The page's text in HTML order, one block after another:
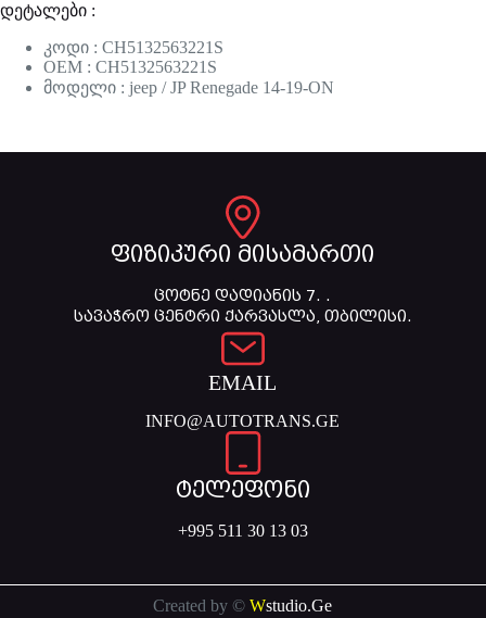
დეტალები :
კოდი : CH5132563221S
OEM : CH5132563221S
მოდელი : jeep / JP Renegade 14-19-ON
ფიზიკური მისამართი
ცოტნე დადიანის 7. .
სავაჭრო ცენტრი ქარვასლა, თბილისი.
EMAIL
INFO@AUTOTRANS.GE
ტელეფონი
+995 511 30 13 03
Created by ©Wstudio.Ge